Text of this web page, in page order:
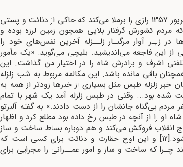
خبرنگار مذکور با اشاره به زلزله مهیب طبس در شهریور 1357 رازی را برملا می‌کند که حاکی از دنائت و پستی
کشورش گرفتار بلایی همچون زمین‌ لرزه بوده و
در زیـر آوار مرگبـار زلــزله آخرین نفس‌های خود را
از این فاجعه می‌اندیشید. بلیچی می‌گوید: «یک مأمور
اشرف و برادرش شاه را در اختیار من گذاشت. این
باقی مانده باشد. این مکالمه مربوط به شب زلزله
زلزله طبس مثل بسیاری از خبرها زودتر از همه به
شده بود... وقتی در طبس زلزله آمد یک شهر با تمام
بی‌گناه جانشان را از دست دادند.» به گفته آلبرتو
او را از آنچه در طبس رخ داده بود مطلع کرد و اظهار
انقلاب فروکش می‌کند و هم دوباره بساط ساخت و ساز
[12] و این اوج حقارت و دنائت برای کسی است که
چـرا که ساخت و ساز و امور عمــرانی را مجرایی برای